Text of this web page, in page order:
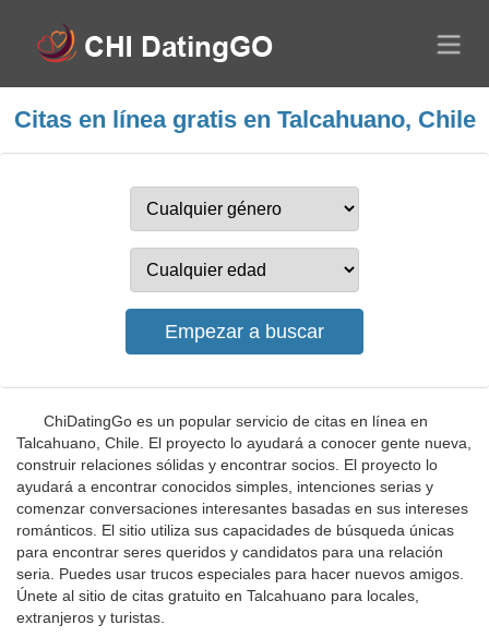
Citas en línea gratis en Talcahuano, Chile
ChiDatingGo es un popular servicio de citas en línea en
Talcahuano, Chile. El proyecto lo ayudará a conocer gente nueva,
construir relaciones sólidas y encontrar socios. El proyecto lo
ayudará a encontrar conocidos simples, intenciones serias y
comenzar conversaciones interesantes basadas en sus intereses
románticos. El sitio utiliza sus capacidades de búsqueda únicas
para encontrar seres queridos y candidatos para una relación
seria. Puedes usar trucos especiales para hacer nuevos amigos.
Únete al sitio de citas gratuito en Talcahuano para locales,
extranjeros y turistas.